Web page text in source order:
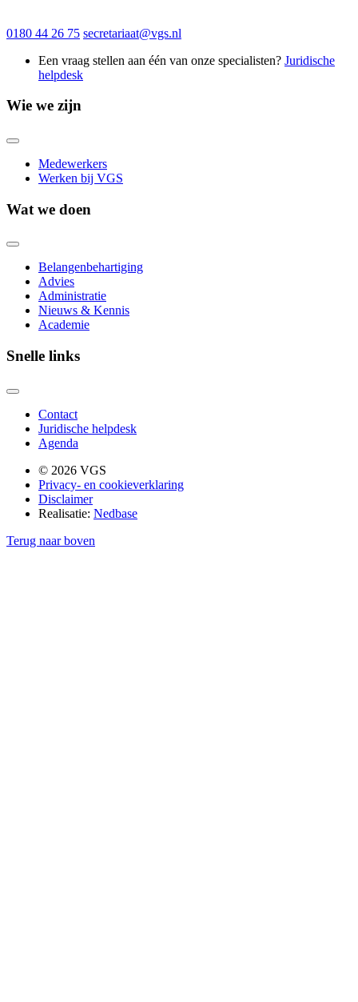
0180 44 26 75 secretariaat@vgs.nl
Een vraag stellen aan één van onze specialisten? Juridische
helpdesk
Wie we zijn
Medewerkers
Werken bij VGS
Wat we doen
Belangenbehartiging
Advies
Administratie
Nieuws & Kennis
Academie
Snelle links
Contact
Juridische helpdesk
Agenda
© 2026 VGS
Privacy- en cookieverklaring
Disclaimer
Realisatie: Nedbase
Terug naar boven